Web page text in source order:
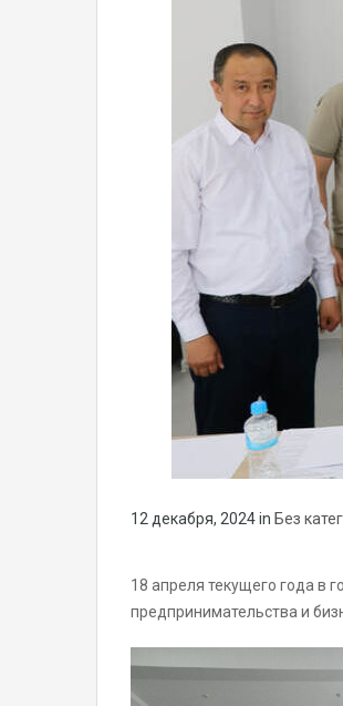
12 декабря, 2024in Без
18 апреля текущего года в
предпринимательства и